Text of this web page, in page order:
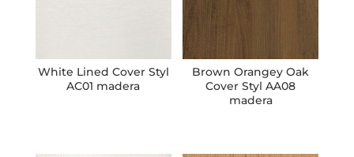
White Lined Cover Styl
AC01 madera
Brown Orangey Oak
Cover Styl AA08
madera